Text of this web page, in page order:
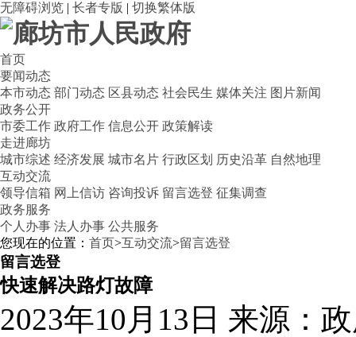
无障碍浏览 | 长者专版 | 切换繁体版
首页
要闻动态
本市动态 部门动态 区县动态 社会民生 媒体关注 图片新闻
政务公开
市委工作 政府工作 信息公开 政策解读
走进廊坊
城市综述 经济发展 城市名片 行政区划 历史沿革 自然地理
互动交流
领导信箱 网上信访 咨询投诉 留言选登 征集调查
政务服务
个人办事 法人办事 公共服务
您现在的位置： 首页>互动交流>留言选登
留言选登
快速解决路灯故障
2023年10月13日 来源：